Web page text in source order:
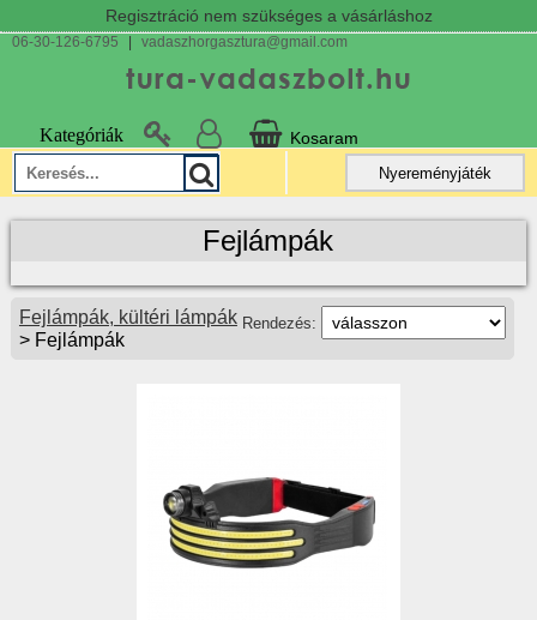
Regisztráció nem szükséges a vásárláshoz
06-30-126-6795 vadaszhorgasztura@gmail.com
Kategóriák Kosaram
Nyereményjáték
Fejlámpák
Rendezés:
Fejlámpák, kültéri lámpák
> Fejlámpák